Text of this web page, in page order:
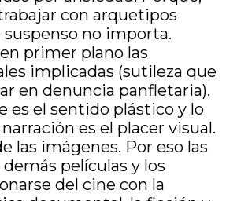
con arquetipos
no importa.
primer plano las
implicadas (sutileza que
en denuncia panfletaria).
es el sentido plástico y lo
es el placer visual.
las imágenes. Por eso las
películas y los
del cine con la